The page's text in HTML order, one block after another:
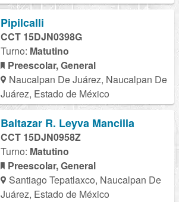
Pipilcalli
CCT 15DJN0398G
Turno: Matutino
Preescolar, General
Naucalpan De Juárez, Naucalpan De
Juárez, Estado de México
Baltazar R. Leyva Mancilla
CCT 15DJN0958Z
Turno: Matutino
Preescolar, General
Santiago Tepatlaxco, Naucalpan De
Juárez, Estado de México